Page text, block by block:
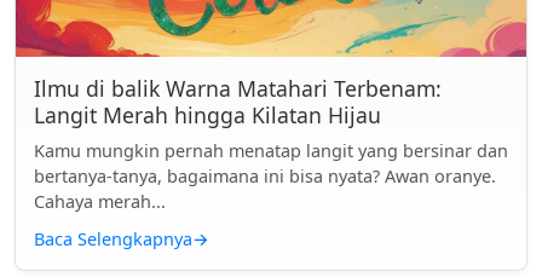
Ilmu di balik Warna Matahari Terbenam:
Langit Merah hingga Kilatan Hijau
Kamu mungkin pernah menatap langit yang bersinar dan
bertanya-tanya, bagaimana ini bisa nyata? Awan oranye.
Cahaya merah...
Baca Selengkapnya→